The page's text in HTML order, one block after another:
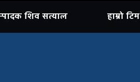
शिव सत्याल हाम्रो टिम